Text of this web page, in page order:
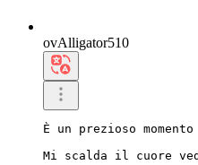
ovAlligator510
È un prezioso
Mi scalda il cuore